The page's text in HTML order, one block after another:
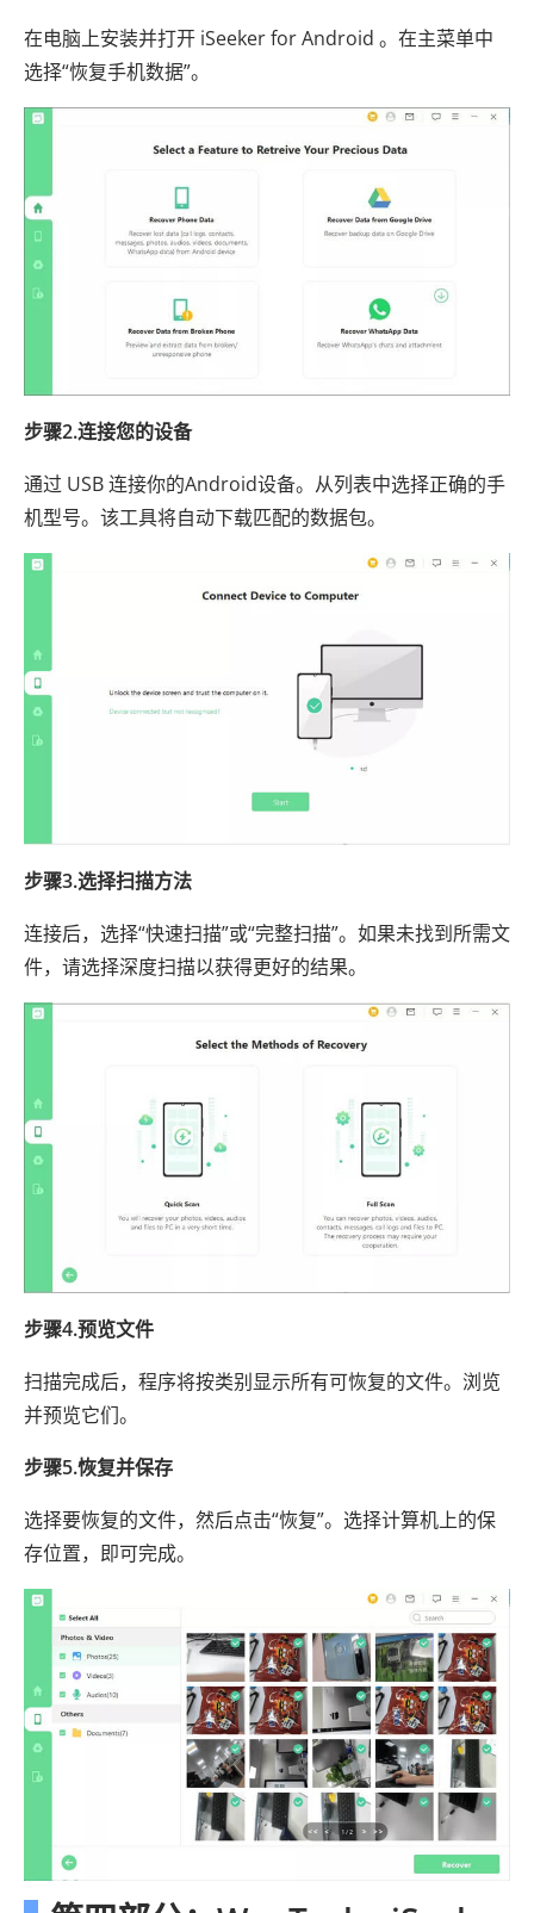
在电脑上安装并打开 iSeeker for Android 。在主菜单中
选择“恢复手机数据”。
步骤2.连接您的设备
通过 USB 连接你的Android设备。从列表中选择正确的手
机型号。该工具将自动下载匹配的数据包。
步骤3.选择扫描方法
连接后，选择“快速扫描”或“完整扫描”。如果未找到所需文
件，请选择深度扫描以获得更好的结果。
步骤4.预览文件
扫描完成后，程序将按类别显示所有可恢复的文件。浏览
并预览它们。
步骤5.恢复并保存
选择要恢复的文件，然后点击“恢复”。选择计算机上的保
存位置，即可完成。